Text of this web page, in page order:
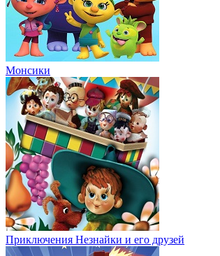
Монсики
Приключения Незнайки и его друзей